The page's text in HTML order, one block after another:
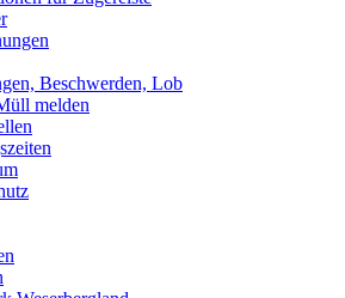
Beschwerden, Lob
melden